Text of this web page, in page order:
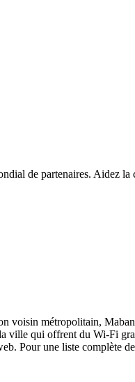
de partenaires. Aidez
voisin métropolitain,
ville qui offrent du Wi-Fi
Pour une liste complète